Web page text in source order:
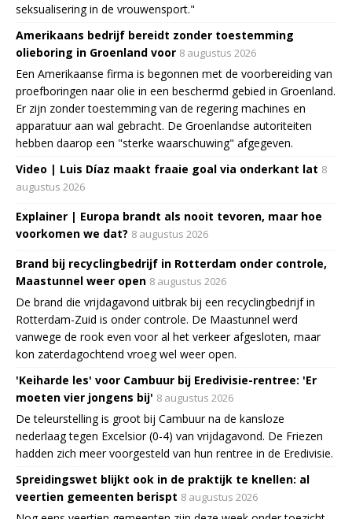
seksualisering in de vrouwensport."
Amerikaans bedrijf bereidt zonder toestemming
olieboring in Groenland voor 8 augustus 2026
Een Amerikaanse firma is begonnen met de voorbereiding van
proefboringen naar olie in een beschermd gebied in Groenland.
Er zijn zonder toestemming van de regering machines en
apparatuur aan wal gebracht. De Groenlandse autoriteiten
hebben daarop een "sterke waarschuwing" afgegeven.
Video | Luis Díaz maakt fraaie goal via onderkant lat 8
augustus 2026
Explainer | Europa brandt als nooit tevoren, maar hoe
voorkomen we dat? 8 augustus 2026
Brand bij recyclingbedrijf in Rotterdam onder controle,
Maastunnel weer open 8 augustus 2026
De brand die vrijdagavond uitbrak bij een recyclingbedrijf in
Rotterdam-Zuid is onder controle. De Maastunnel werd
vanwege de rook even voor al het verkeer afgesloten, maar
kon zaterdagochtend vroeg wel weer open.
'Keiharde les' voor Cambuur bij Eredivisie-rentree: 'Er
moeten vier jongens bij' 8 augustus 2026
De teleurstelling is groot bij Cambuur na de kansloze
nederlaag tegen Excelsior (0-4) van vrijdagavond. De Friezen
hadden zich meer voorgesteld van hun rentree in de Eredivisie.
Spreidingswet blijkt ook in de praktijk te knellen: al
veertien gemeenten berispt 8 augustus 2026